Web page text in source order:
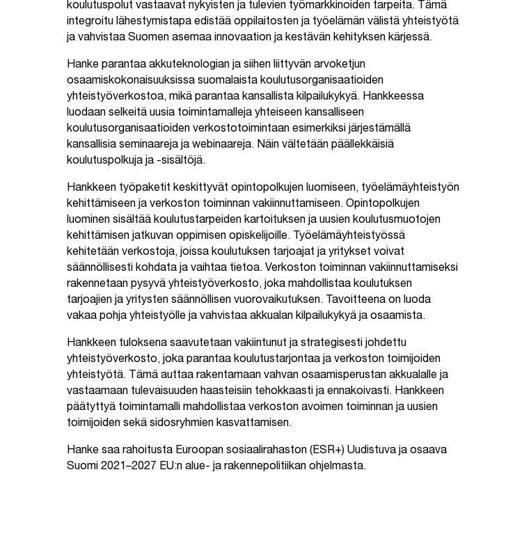
koulutuspolut vastaavat nykyisten ja tulevien työmarkkinoiden tarpeita. Tämä
integroitu lähestymistapa edistää oppilaitosten ja työelämän välistä yhteistyötä
ja vahvistaa Suomen asemaa innovaation ja kestävän kehityksen kärjessä.
Hanke parantaa akkuteknologian ja siihen liittyvän arvoketjun
osaamiskokonaisuuksissa suomalaista koulutusorganisaatioiden
yhteistyöverkostoa, mikä parantaa kansallista kilpailukykyä. Hankkeessa
luodaan selkeitä uusia toimintamalleja yhteiseen kansalliseen
koulutusorganisaatioiden verkostotoimintaan esimerkiksi järjestämällä
kansallisia seminaareja ja webinaareja. Näin vältetään päällekkäisiä
koulutuspolkuja ja -sisältöjä.
Hankkeen työpaketit keskittyvät opintopolkujen luomiseen, työelämäyhteistyön
kehittämiseen ja verkoston toiminnan vakiinnuttamiseen. Opintopolkujen
luominen sisältää koulutustarpeiden kartoituksen ja uusien koulutusmuotojen
kehittämisen jatkuvan oppimisen opiskelijoille. Työelämäyhteistyössä
kehitetään verkostoja, joissa koulutuksen tarjoajat ja yritykset voivat
säännöllisesti kohdata ja vaihtaa tietoa. Verkoston toiminnan vakiinnuttamiseksi
rakennetaan pysyvä yhteistyöverkosto, joka mahdollistaa koulutuksen
tarjoajien ja yritysten säännöllisen vuorovaikutuksen. Tavoitteena on luoda
vakaa pohja yhteistyölle ja vahvistaa akkualan kilpailukykyä ja osaamista.
Hankkeen tuloksena saavutetaan vakiintunut ja strategisesti johdettu
yhteistyöverkosto, joka parantaa koulutustarjontaa ja verkoston toimijoiden
yhteistyötä. Tämä auttaa rakentamaan vahvan osaamisperustan akkualalle ja
vastaamaan tulevaisuuden haasteisiin tehokkaasti ja ennakoivasti. Hankkeen
päätyttyä toimintamalli mahdollistaa verkoston avoimen toiminnan ja uusien
toimijoiden sekä sidosryhmien kasvattamisen.
Hanke saa rahoitusta Euroopan sosiaalirahaston (ESR+) Uudistuva ja osaava
Suomi 2021–2027 EU:n alue- ja rakennepolitiikan ohjelmasta.